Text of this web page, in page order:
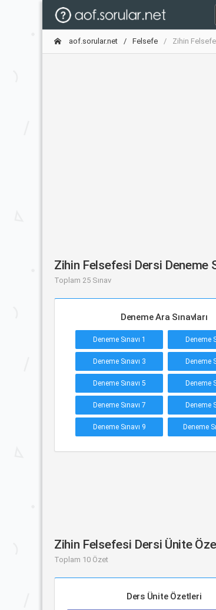
aof.sorular.net Felsefe Zihin
Zihin Felsefesi Dersi Deneme
Toplam 25 Sınav
Deneme Ara Sınavları
Deneme Sınavı 1 Deneme
Deneme Sınavı 3 Deneme
Deneme Sınavı 5 Deneme
Deneme Sınavı 7 Deneme
Deneme Sınavı 9 Deneme
Zihin Felsefesi Dersi Ünite
Toplam 10 Özet
Ders Ünite Özetleri